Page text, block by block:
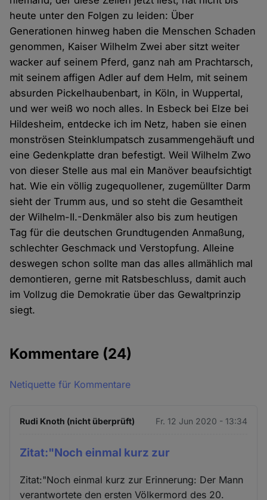
heute unter den Folgen zu leiden: Über
Generationen hinweg haben die Menschen Schaden
genommen, Kaiser Wilhelm Zwei aber sitzt weiter
wacker auf seinem Pferd, ganz nah am Prachtarsch,
mit seinem affigen Adler auf dem Helm, mit seinem
absurden Pickelhaubenbart, in Köln, in Wuppertal,
und wer weiß wo noch alles. In Esbeck bei Elze bei
Hildesheim, entdecke ich im Netz, haben sie einen
monströsen Steinklumpatsch zusammengehäuft und
eine Gedenkplatte dran befestigt. Weil Wilhelm Zwo
von dieser Stelle aus mal ein Manöver beaufsichtigt
hat. Wie ein völlig zugequollener, zugemüllter Darm
sieht der Trumm aus, und so steht die Gesamtheit
der Wilhelm-II.-Denkmäler also bis zum heutigen
Tag für die deutschen Grundtugenden Anmaßung,
schlechter Geschmack und Verstopfung. Alleine
deswegen schon sollte man das alles allmählich mal
demontieren, gerne mit Ratsbeschluss, damit auch
im Vollzug die Demokratie über das Gewaltprinzip
siegt.
Kommentare (24)
Netiquette für Kommentare
Rudi Knoth (nicht überprüft) Fr. 12 Jun 2020 - 13:34
Zitat:"Noch einmal kurz zur
Zitat:"Noch einmal kurz zur Erinnerung: Der Mann
verantwortete den ersten Völkermord des 20.